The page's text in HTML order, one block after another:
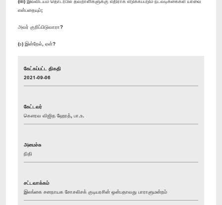
என்பதையும்;
அவர் குறிப்பிடுவாரா?
(உ) இன்றேல், ஏன்?
கேட்கப்பட்ட திகதி
2021-09-06
கேட்டவர்
கௌரவ விஜித ஹேரத், பா.உ.
அமைச்சு
நிதி
சட்டவாக்கம்
இலங்கை சனநாயக சோசலிசக் குடியரசின் ஒன்பதாவது பாராளுமன்றம்